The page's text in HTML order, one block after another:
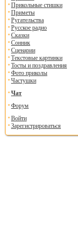
Прикольные стишки
Приметы
Ругательства
Русское радио
Сказки
Сонник
Сценарии
Текстовые картинки
Тосты и поздравления
Фото приколы
Частушки
Чат
Форум
Войти
Зарегистрироваться